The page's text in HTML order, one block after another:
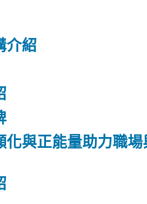
介紹
化與正能量助力職場